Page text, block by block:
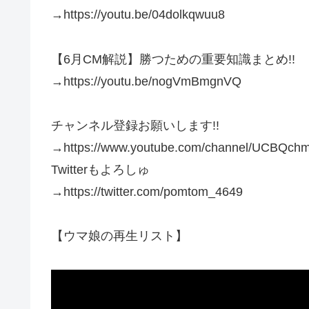
→https://youtu.be/04dolkqwuu8
【6月CM解説】勝つための重要知識まとめ!!
→https://youtu.be/nogVmBmgnVQ
チャンネル登録お願いします!!
→https://www.youtube.com/channel/
Twitterもよろしゅ
→https://twitter.com/pomtom_4649
【ウマ娘の再生リスト】